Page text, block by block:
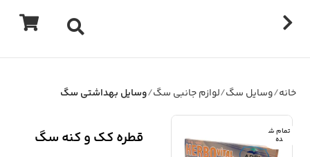
خانه وسایل سگ لوازم جانبی سگ وسایل بهداشتی سگ
تمام ش
ده
قطره کک و کنه سگ